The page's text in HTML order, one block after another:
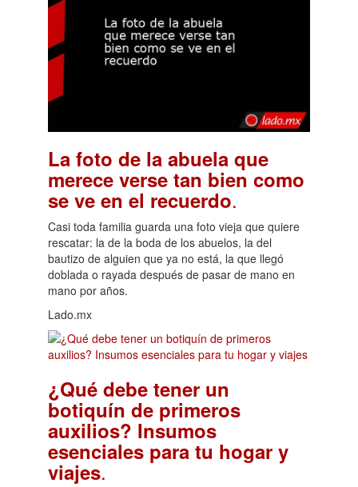
La foto de la abuela que
merece verse tan bien como
se ve en el recuerdo.
Casi toda familia guarda una foto vieja que quiere
rescatar: la de la boda de los abuelos, la del
bautizo de alguien que ya no está, la que llegó
doblada o rayada después de pasar de mano en
mano por años.
Lado.mx
¿Qué debe tener un
botiquín de primeros
auxilios? Insumos
esenciales para tu hogar y
viajes.